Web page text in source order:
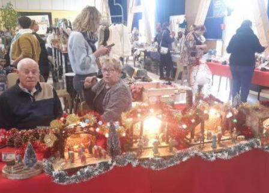
Aller
au
contenu
principal